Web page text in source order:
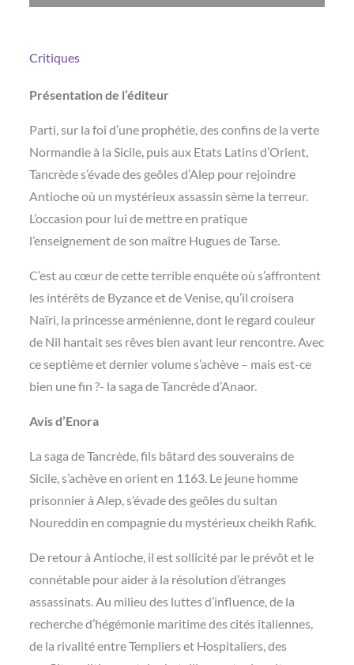
Critiques
Présentation de l’éditeur
Parti, sur la foi d’une prophétie, des confins de la verte
Normandie à la Sicile, puis aux Etats Latins d’Orient,
Tancrède s’évade des geôles d’Alep pour rejoindre
Antioche où un mystérieux assassin sème la terreur.
L’occasion pour lui de mettre en pratique
l’enseignement de son maître Hugues de Tarse.
C’est au cœur de cette terrible enquête où s’affrontent
les intérêts de Byzance et de Venise, qu’il croisera
Naïri, la princesse arménienne, dont le regard couleur
de Nil hantait ses rêves bien avant leur rencontre. Avec
ce septième et dernier volume s’achève – mais est-ce
bien une fin ?- la saga de Tancrède d’Anaor.
Avis d’Enora
La saga de Tancrède, fils bâtard des souverains de
Sicile, s’achève en orient en 1163. Le jeune homme
prisonnier à Alep, s’évade des geôles du sultan
Noureddin en compagnie du mystérieux cheikh Rafik.
De retour à Antioche, il est sollicité par le prévôt et le
connétable pour aider à la résolution d’étranges
assassinats. Au milieu des luttes d’influence, de la
recherche d’hégémonie maritime des cités italiennes,
de la rivalité entre Templiers et Hospitaliers, des